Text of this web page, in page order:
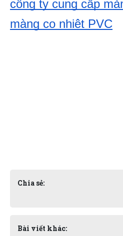
công ty cung cấp
màng co nhiệt PVC
Chia sẻ:
Bài viết khác: